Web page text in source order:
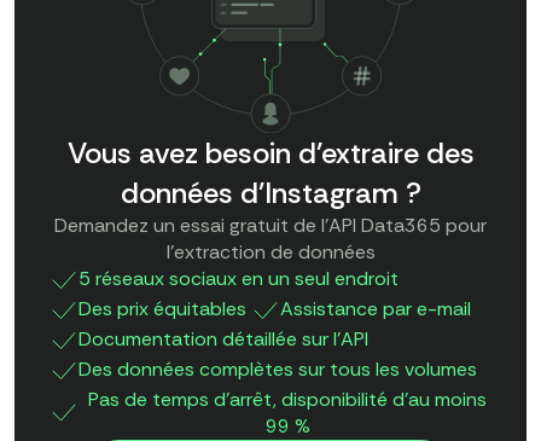
Vous avez besoin d'extraire des
données d'Instagram ?
Demandez un essai gratuit de l'API Data365 pour
l'extraction de données
5 réseaux sociaux en un seul endroit
Des prix équitables
Assistance par e-mail
Documentation détaillée sur l'API
Des données complètes sur tous les volumes
Pas de temps d'arrêt, disponibilité d'au moins
99 %